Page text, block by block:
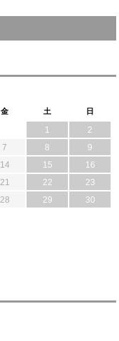
金 土 日
1
2
7 8
9
14 15
16
21 22
23
28 29
30